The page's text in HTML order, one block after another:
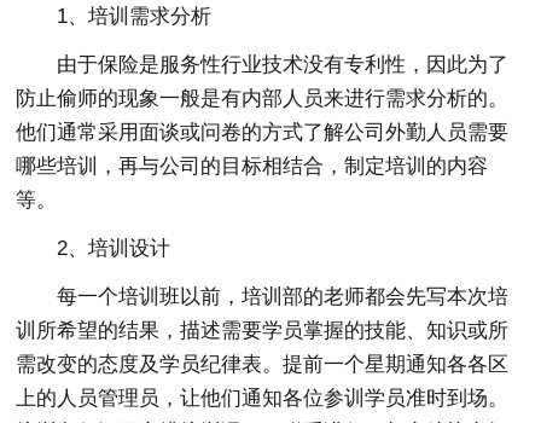
1、培训需求分析
由于保险是服务性行业技术没有专利性，因此为了
防止偷师的现象一般是有内部人员来进行需求分析的。
他们通常采用面谈或问卷的方式了解公司外勤人员需要
哪些培训，再与公司的目标相结合，制定培训的内容
等。
2、培训设计
每一个培训班以前，培训部的老师都会先写本次培
训所希望的结果，描述需要学员掌握的技能、知识或所
需改变的态度及学员纪律表。提前一个星期通知各各区
上的人员管理员，让他们通知各位参训学员准时到场。